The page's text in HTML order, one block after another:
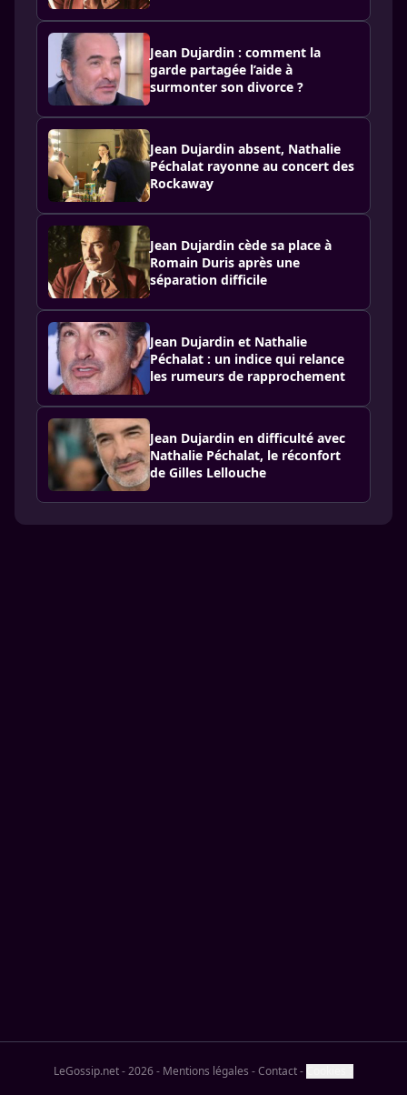
Jean Dujardin : comment la
garde partagée l’aide à
surmonter son divorce ?
Jean Dujardin absent, Nathalie
Péchalat rayonne au concert des
Rockaway
Jean Dujardin cède sa place à
Romain Duris après une
séparation difficile
Jean Dujardin et Nathalie
Péchalat : un indice qui relance
les rumeurs de rapprochement
Jean Dujardin en difficulté avec
Nathalie Péchalat, le réconfort
de Gilles Lellouche
LeGossip.net - 2026- Mentions légales -Contact-